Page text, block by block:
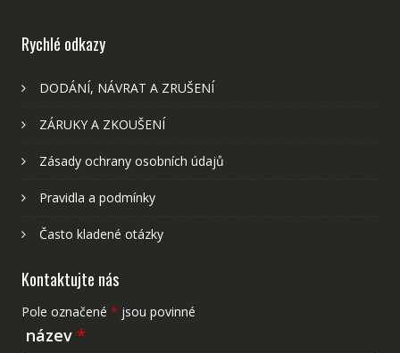
Rychlé odkazy
DODÁNÍ, NÁVRAT A ZRUŠENÍ
ZÁRUKY A ZKOUŠENÍ
Zásady ochrany osobních údajů
Pravidla a podmínky
Často kladené otázky
Kontaktujte nás
Pole označené * jsou povinné
název *